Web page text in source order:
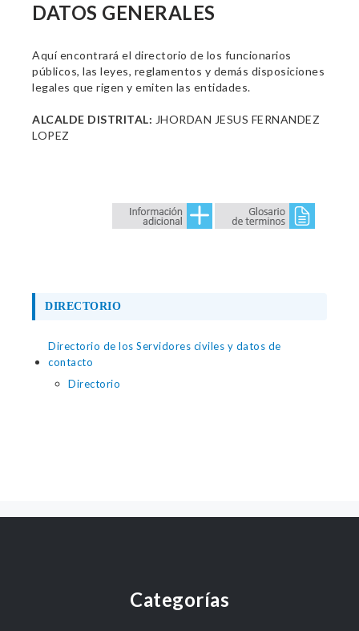
DATOS GENERALES
Aquí encontrará el directorio de los funcionarios
públicos, las leyes, reglamentos y demás disposiciones
legales que rigen y emiten las entidades.
ALCALDE DISTRITAL: JHORDAN JESUS FERNANDEZ
LOPEZ
DIRECTORIO
Directorio de los Servidores civiles y datos de
contacto
Directorio
Categorías